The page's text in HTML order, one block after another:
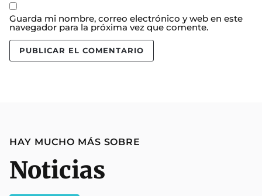
Guarda mi nombre, correo electrónico y web en este
navegador para la próxima vez que comente.
HAY MUCHO MÁS SOBRE
Noticias